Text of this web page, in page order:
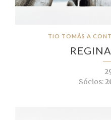
TIO TOMÁS A
Sócios: